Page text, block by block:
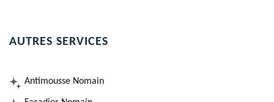
AUTRES SERVICES
Antimousse Nomain